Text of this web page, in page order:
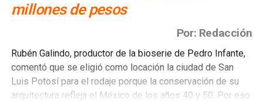
millones de pesos
Por: Redacción
Rubén Galindo, productor de la bioserie de Pedro Infante,
comentó que se eligió como locación la ciudad de San
Luis Potosí para el rodaje porque la conservación de su
arquitectura refleja el México de los años 40 y 50. Por eso